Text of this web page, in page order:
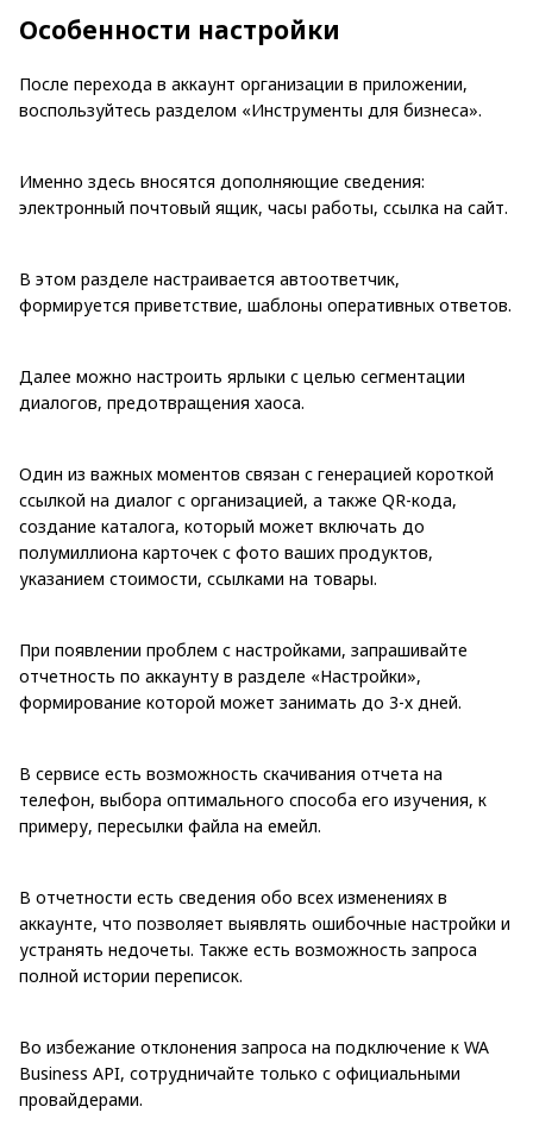
Особенности настройки
После перехода в аккаунт организации в приложении,
воспользуйтесь разделом «Инструменты для бизнеса».
Именно здесь вносятся дополняющие сведения:
электронный почтовый ящик, часы работы, ссылка на сайт.
В этом разделе настраивается автоответчик,
формируется приветствие, шаблоны оперативных ответов.
Далее можно настроить ярлыки с целью сегментации
диалогов, предотвращения хаоса.
Один из важных моментов связан с генерацией короткой
ссылкой на диалог с организацией, а также QR-кода,
создание каталога, который может включать до
полумиллиона карточек с фото ваших продуктов,
указанием стоимости, ссылками на товары.
При появлении проблем с настройками, запрашивайте
отчетность по аккаунту в разделе «Настройки»,
формирование которой может занимать до 3-х дней.
В сервисе есть возможность скачивания отчета на
телефон, выбора оптимального способа его изучения, к
примеру, пересылки файла на емейл.
В отчетности есть сведения обо всех изменениях в
аккаунте, что позволяет выявлять ошибочные настройки и
устранять недочеты. Также есть возможность запроса
полной истории переписок.
Во избежание отклонения запроса на подключение к WA
Business API, сотрудничайте только с официальными
провайдерами.